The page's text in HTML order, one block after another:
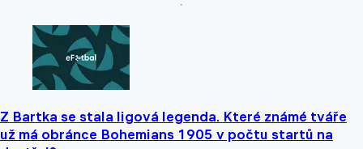
Z Bartka se stala ligová legenda. Které známé tváře
už má obránce Bohemians 1905 v počtu startů na